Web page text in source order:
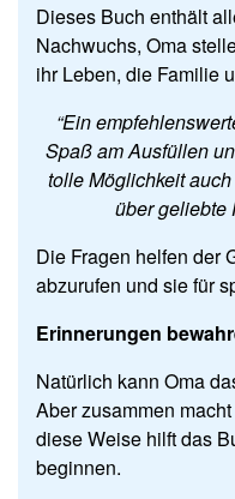
Dieses Buch enthält
Nachwuchs, Oma
ihr Leben, die Familie
“Ein
Spaß am Ausfüllen
tolle Möglichkeit
über geliebte
Die Fragen helfen der
abzurufen und sie für
Erinnerungen
Natürlich kann Oma
Aber zusammen
diese Weise hilft das
beginnen.